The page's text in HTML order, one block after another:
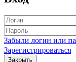
Забыли логин или
Зарегистрироваться
Закрыть